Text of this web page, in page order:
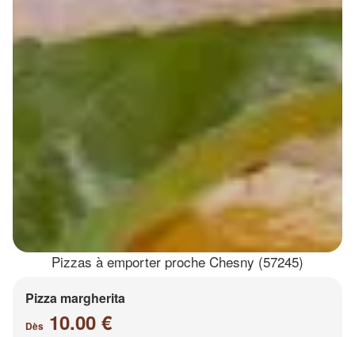
Pizzas à emporter proche Chesny (57245)
Pizza margherita
Dès 10.00 €